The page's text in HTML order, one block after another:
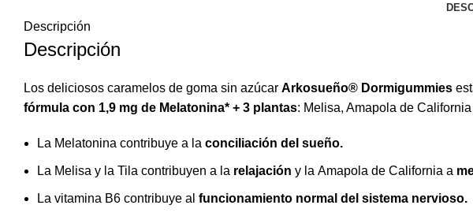
Descripción
Descripción
Los deliciosos caramelos de goma sin azúcar Arkosueño® Dormigummies
fórmula con 1,9 mg de Melatonina* + 3 plantas: Melisa, Amapola de
La Melatonina contribuye a la conciliación del sueño.
La Melisa y la Tila contribuyen a la relajación y la Amapola de California a
La vitamina B6 contribuye al funcionamiento normal del sistema nervioso.